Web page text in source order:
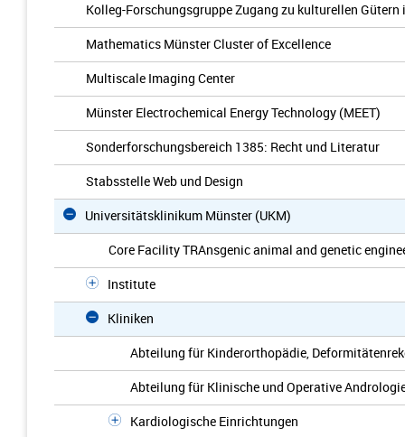
Kolleg-Forschungsgruppe Zugang zu kulturellen
Mathematics Münster Cluster of Excellence
Multiscale Imaging Center
Münster Electrochemical Energy Technology (MEET)
Sonderforschungsbereich 1385: Recht und Literatur
Stabsstelle Web und Design
Universitätsklinikum Münster (UKM)
Core Facility TRAnsgenic animal and genetic
Institute
Kliniken
Abteilung für Kinderorthopädie,
Abteilung für Klinische und Operative
Kardiologische Einrichtungen